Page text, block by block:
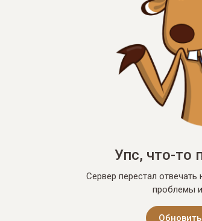
Упс, что-то
Сервер перестал
проблемы